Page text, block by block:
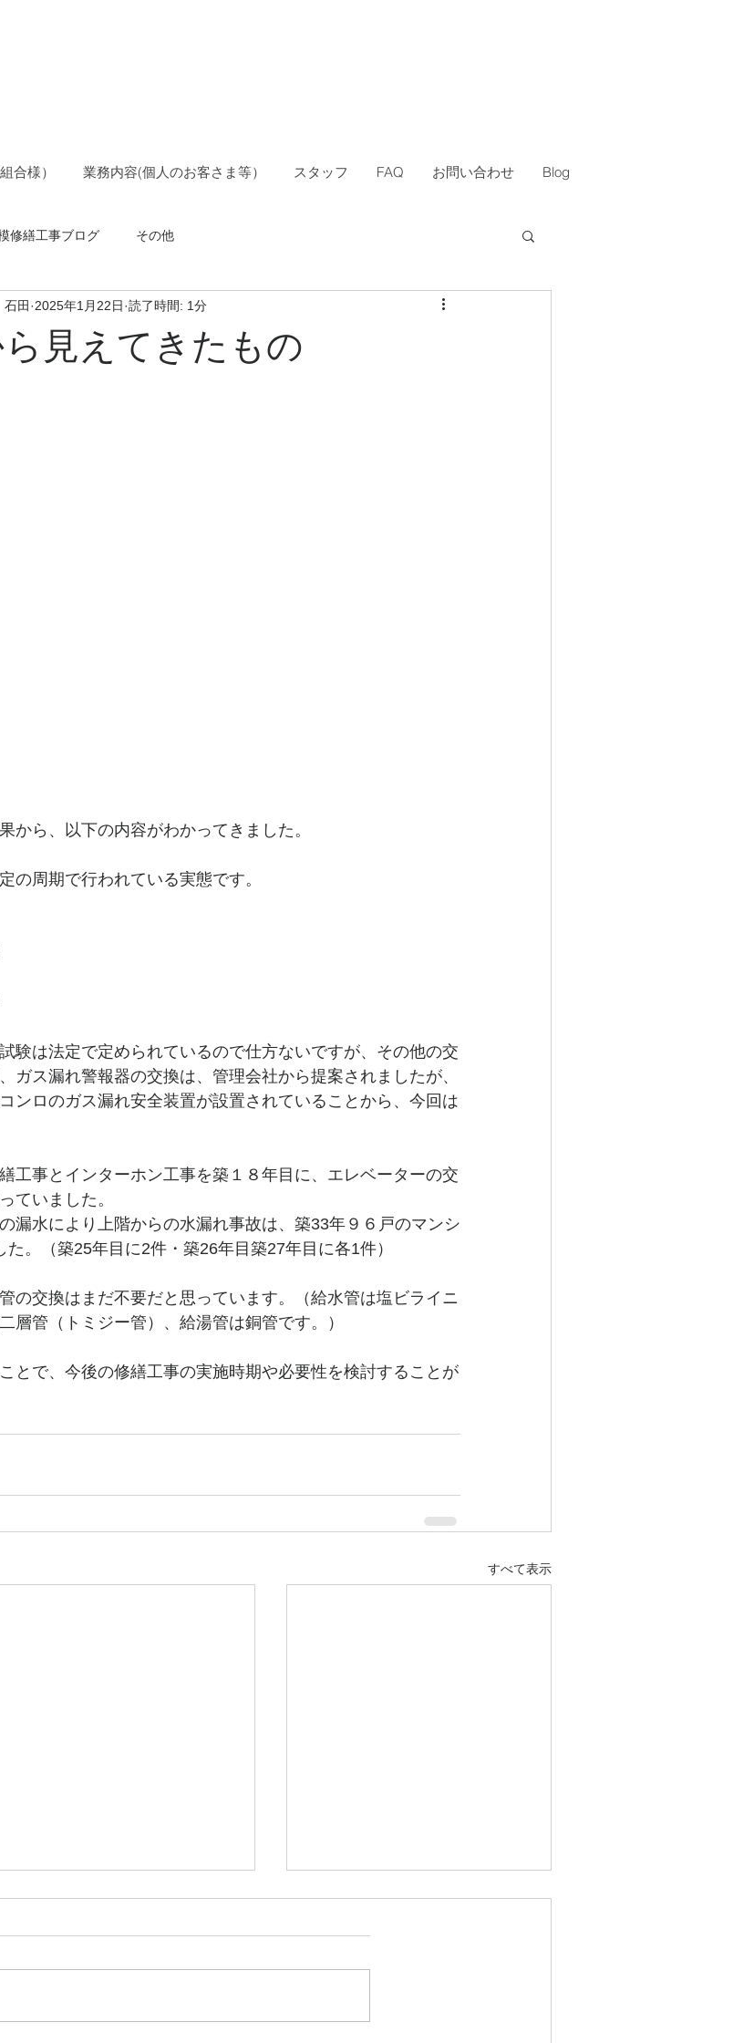
合様） 業務内容(個人のお客さま等） スタッフ FAQ お問い合わせ Blog
修繕工事ブログ その他
見えてきたもの
田 2025年1月22日 読了時間: 1分
ら、以下の内容がわかってきました。
の周期で行われている実態です。
験は法定で定められているので仕方ないですが、その他の交
ガス漏れ警報器の交換は、管理会社から提案されましたが、
ンロのガス漏れ安全装置が設置されていることから、今回は
工事とインターホン工事を築１８年目に、エレベーターの交
ていました。
漏水により上階からの水漏れ事故は、築33年９６戸のマンシ
。（築25年目に2件・築26年目築27年目に各1件）
の交換はまだ不要だと思っています。（給水管は塩ビライニ
層管（トミジー管）、給湯管は銅管です。）
とで、今後の修繕工事の実施時期や必要性を検討することが
すべて表示